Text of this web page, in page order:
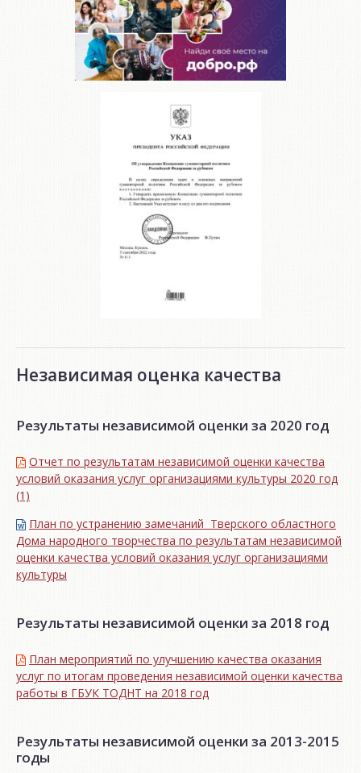
Независимая оценка качества
Результаты независимой оценки за 2020 год
Отчет по результатам независимой оценки качества
условий оказания услуг организациями культуры 2020 год
(1)
План по устранению замечаний Тверского областного
Дома народного творчества по результатам независимой
оценки качества условий оказания услуг организациями
культуры
Результаты независимой оценки за 2018 год
План мероприятий по улучшению качества оказания
услуг по итогам проведения независимой оценки качества
работы в ГБУК ТОДНТ на 2018 год
Результаты независимой оценки за 2013-2015
годы